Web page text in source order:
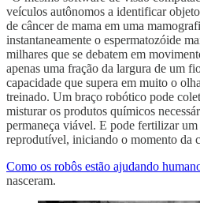
veículos autônomos a identificar
de câncer de mama em uma
instantaneamente o espermatozóide
milhares que se debatem em
apenas uma fração da largura de um
capacidade que supera em muito o
treinado. Um braço robótico pode
misturar os produtos químicos
permaneça viável. E pode fertilizar
reprodutível, iniciando o momento da
Como os robôs estão ajudando
nasceram.